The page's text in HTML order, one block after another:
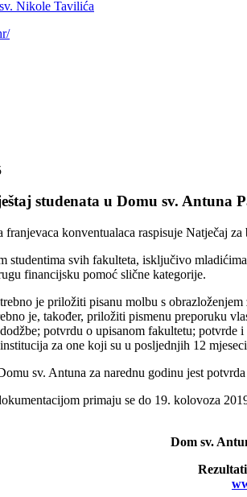
studenata u Domu sv. Antuna
konventualaca raspisuje Natječaj
studentima svih fakulteta, isključivo
financijsku pomoć slične kategorije.
je priložiti pisanu molbu s
je, također, priložiti pismenu preporuku
potvrdu o upisanom fakultetu;
za one koji su u posljednjih 12
sv. Antuna za narednu godinu jest
primaju se do 19. kolovoza
Dom sv.